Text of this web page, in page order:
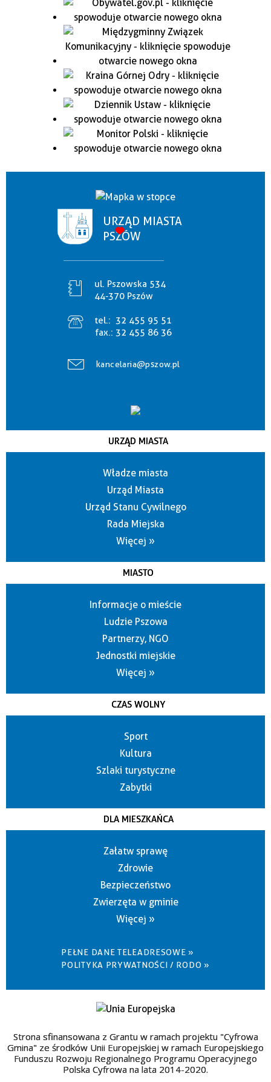
URZĄD MIASTA
PSZÓW
ul. Pszowska 534
44-370 Pszów
tel.: 32 455 95 51
fax.: 32 455 86 36
kancelaria@pszow.pl
URZĄD MIASTA
Władze miasta
Urząd Miasta
Urząd Stanu Cywilnego
Rada Miejska
Więcej »
MIASTO
Informacje o mieście
Ludzie Pszowa
Partnerzy, NGO
Jednostki miejskie
Więcej »
CZAS WOLNY
Sport
Kultura
Szlaki turystyczne
Zabytki
DLA MIESZKAŃCA
Załatw sprawę
Zdrowie
Bezpieczeństwo
Zwierzęta w gminie
Więcej »
PEŁNE DANE TELEADRESOWE »
POLITYKA PRYWATNOŚCI / RODO »
Strona sfinansowana z Grantu w ramach projektu "Cyfrowa
Gmina" ze środków Unii Europejskiej w ramach Europejskiego
Funduszu Rozwoju Regionalnego Programu Operacyjnego
Polska Cyfrowa na lata 2014-2020.